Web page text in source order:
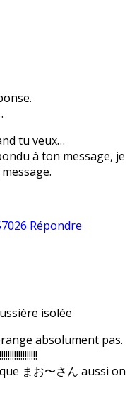
tu veux…
à ton message, je
Répondre
isolée
absolument pas.
まお〜さん aussi on